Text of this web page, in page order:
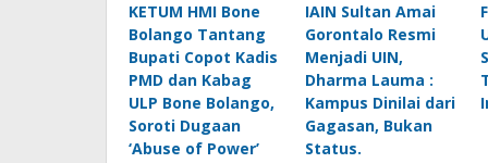
KETUM HMI Bone
Bolango Tantang
Bupati Copot Kadis
PMD dan Kabag
ULP Bone Bolango,
Soroti Dugaan
‘Abuse of Power’
IAIN Sultan Amai
Gorontalo Resmi
Menjadi UIN,
Dharma Lauma :
Kampus Dinilai dari
Gagasan, Bukan
Status.